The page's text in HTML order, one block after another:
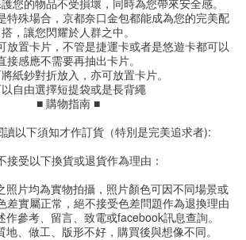
特殊場合，京都奈口金包都能成為您的完美配
搭，讓您閃耀於人群之中。
放置卡片，不管是捷運卡或者是悠遊卡都可以
接感應不需要再抽出卡片。
紙鈔對折放入，亦可放置卡片。
自由選擇短提袋或是長背繩
■ 購物指南 ■
以下須知才作訂貨（特別是完美追求者):
接受以下換貨或退貨作為理由：
照片均為實物拍攝，照片顏色可因不同場景或
差實屬正常，絕不接受色差問題作為退換理由
參考、留言、致電或facebook訊息查詢。
、做工、版形不好，購買後與想像不同。